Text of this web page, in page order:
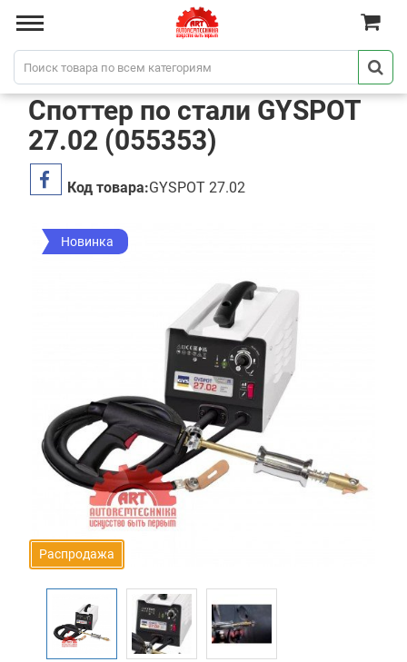
Споттер по стали GYSPOT
27.02 (055353)
Код товара:GYSPOT 27.02
Новинка
Распродажа